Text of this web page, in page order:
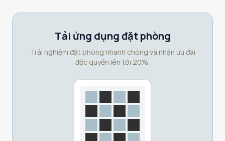
Tải ứng dụng đặt phòng
Trải nghiệm đặt phòng nhanh chóng và nhận ưu đãi
độc quyền lên tới 20%.